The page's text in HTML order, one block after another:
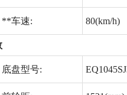
**车速: 80(km/h)
底盘型号: